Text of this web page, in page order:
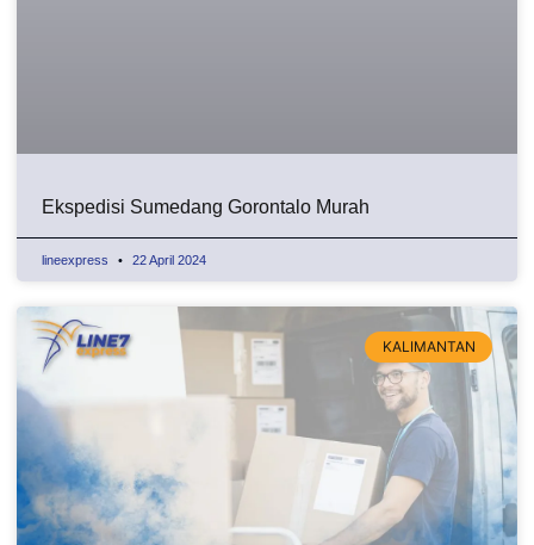
Ekspedisi Sumedang Gorontalo Murah
lineexpress 22 April 2024
KALIMANTAN